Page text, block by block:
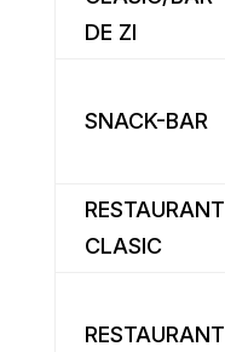
DE ZI
SNACK-BAR
RESTAURANT
CLASIC
RESTAURANT